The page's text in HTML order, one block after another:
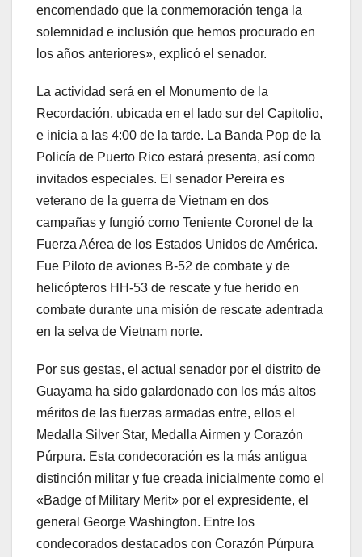
encomendado que la conmemoración tenga la
solemnidad e inclusión que hemos procurado en
los años anteriores», explicó el senador.
La actividad será en el Monumento de la
Recordación, ubicada en el lado sur del Capitolio,
e inicia a las 4:00 de la tarde. La Banda Pop de la
Policía de Puerto Rico estará presenta, así como
invitados especiales. El senador Pereira es
veterano de la guerra de Vietnam en dos
campañas y fungió como Teniente Coronel de la
Fuerza Aérea de los Estados Unidos de América.
Fue Piloto de aviones B-52 de combate y de
helicópteros HH-53 de rescate y fue herido en
combate durante una misión de rescate adentrada
en la selva de Vietnam norte.
Por sus gestas, el actual senador por el distrito de
Guayama ha sido galardonado con los más altos
méritos de las fuerzas armadas entre, ellos el
Medalla Silver Star, Medalla Airmen y Corazón
Púrpura. Esta condecoración es la más antigua
distinción militar y fue creada inicialmente como el
«Badge of Military Merit» por el expresidente, el
general George Washington. Entre los
condecorados destacados con Corazón Púrpura